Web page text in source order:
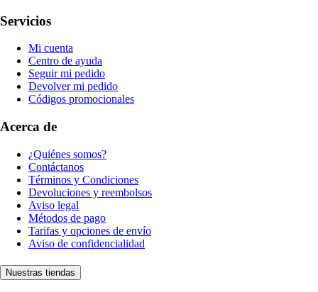
Servicios
Mi cuenta
Centro de ayuda
Seguir mi pedido
Devolver mi pedido
Códigos promocionales
Acerca de
¿Quiénes somos?
Contáctanos
Términos y Condiciones
Devoluciones y reembolsos
Aviso legal
Métodos de pago
Tarifas y opciones de envío
Aviso de confidencialidad
Nuestras tiendas